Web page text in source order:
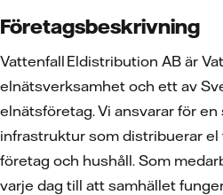
Företagsbeskrivning
Vattenfall Eldistribution AB är
elnätsverksamhet och ett av
elnätsföretag. Vi ansvarar för
infrastruktur som distribuerar
företag och hushåll. Som
varje dag till att samhället